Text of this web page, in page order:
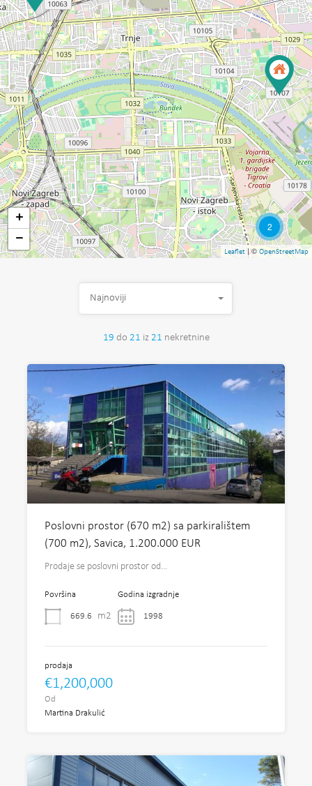
2
+
−
Leaflet| ©OpenStreetMap
19 do 21 iz 21 nekretnine
Najnoviji
Poslovni prostor (670 m2) sa parkiralištem
(700 m2), Savica, 1.200.000 EUR
Prodaje se poslovni prostor od…
Površina
669.6 m2
Godina izgradnje
1998
prodaja
€1,200,000
Od
Martina Drakulić